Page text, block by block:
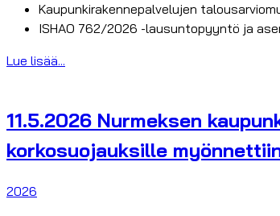
Kaupunkirakennepalvelujen
ISHAO 762/2026 -lausuntopyyntö ja
Lue lisää...
11.5.2026 Nurmeksen
korkosuojauksille
2026